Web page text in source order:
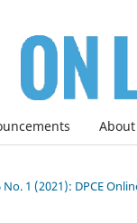
No. 1 (2021): DPCE